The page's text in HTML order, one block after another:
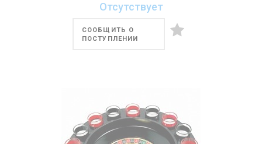
Отсутствует
СООБЩИТЬ О
ПОСТУПЛЕНИИ